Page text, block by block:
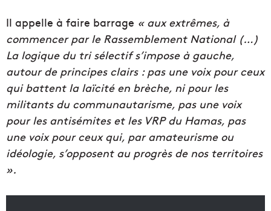
Il appelle à faire barrage « aux extrêmes, à
commencer par le Rassemblement National (…)
La logique du tri sélectif s’impose à gauche,
autour de principes clairs : pas une voix pour ceux
qui battent la laïcité en brèche, ni pour les
militants du communautarisme, pas une voix
pour les antisémites et les VRP du Hamas, pas
une voix pour ceux qui, par amateurisme ou
idéologie, s’opposent au progrès de nos territoires
».